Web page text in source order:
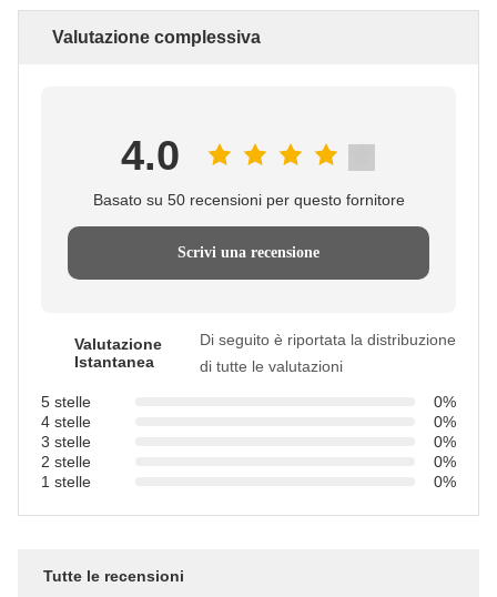
Valutazione complessiva
4.0
Basato su 50 recensioni per questo fornitore
Scrivi una recensione
Valutazione
Istantanea
Di seguito è riportata la distribuzione
di tutte le valutazioni
5 stelle
0%
4 stelle
0%
3 stelle
0%
2 stelle
0%
1 stelle
0%
Tutte le recensioni